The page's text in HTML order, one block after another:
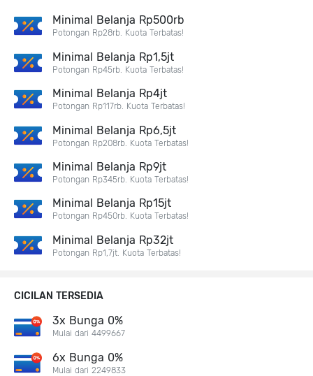
Minimal Belanja Rp500rb
Potongan Rp28rb. Kuota Terbatas!
Minimal Belanja Rp1,5jt
Potongan Rp45rb. Kuota Terbatas!
Minimal Belanja Rp4jt
Potongan Rp117rb. Kuota Terbatas!
Minimal Belanja Rp6,5jt
Potongan Rp208rb. Kuota Terbatas!
Minimal Belanja Rp9jt
Potongan Rp345rb. Kuota Terbatas!
Minimal Belanja Rp15jt
Potongan Rp450rb. Kuota Terbatas!
Minimal Belanja Rp32jt
Potongan Rp1,7jt. Kuota Terbatas!
CICILAN TERSEDIA
3x Bunga 0%
Mulai dari 4499667
6x Bunga 0%
Mulai dari 2249833